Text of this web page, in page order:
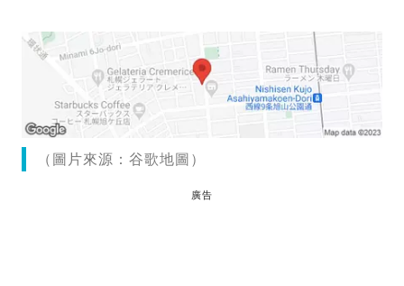
（圖片來源：谷歌地圖）
廣告